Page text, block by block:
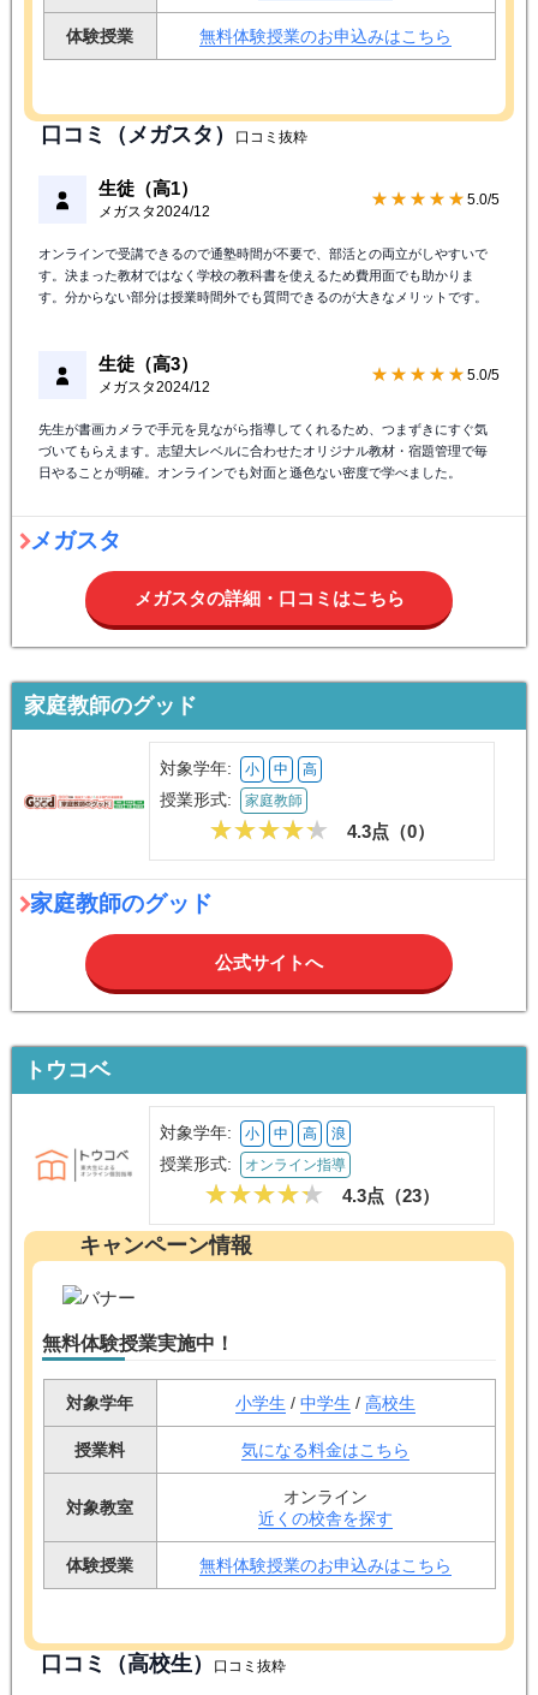
体験授業 無料体験授業のお申込みはこちら
口コミ（メガスタ） 口コミ抜粋
生徒（高1）
メガスタ2024/12
★★★★★ 5.0/5
オンラインで受講できるので通塾時間が不要で、部活との両立がしやすいで
す。決まった教材ではなく学校の教科書を使えるため費用面でも助かりま
す。分からない部分は授業時間外でも質問できるのが大きなメリットです。
生徒（高3）
メガスタ2024/12
★★★★★ 5.0/5
先生が書画カメラで手元を見ながら指導してくれるため、つまずきにすぐ気
づいてもらえます。志望大レベルに合わせたオリジナル教材・宿題管理で毎
日やることが明確。オンラインでも対面と遜色ない密度で学べました。
メガスタ
メガスタの詳細・口コミはこちら
家庭教師のグッド
対象学年: 小 中 高
授業形式: 家庭教師
4.3点（0）
家庭教師のグッド
公式サイトへ
トウコベ
対象学年: 小 中 高 浪
授業形式: オンライン指導
4.3点（23）
キャンペーン情報
無料体験授業実施中！
対象学年 小学生 / 中学生 / 高校生
授業料 気になる料金はこちら
対象教室
オンライン
近くの校舎を探す
体験授業 無料体験授業のお申込みはこちら
口コミ（高校生） 口コミ抜粋